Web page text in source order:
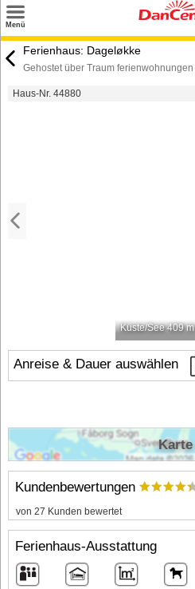
Menü
Suchen
Ferienhaus: Dageløkke
Gehostet über Traum ferienwohnungen
Haus-Nr. 44880
Küste/See 409 m
Anreise & Dauer auswählen
Kundenbewertungen
von 27 Kunden bewertet
Ferienhaus-Ausstattung
Karte